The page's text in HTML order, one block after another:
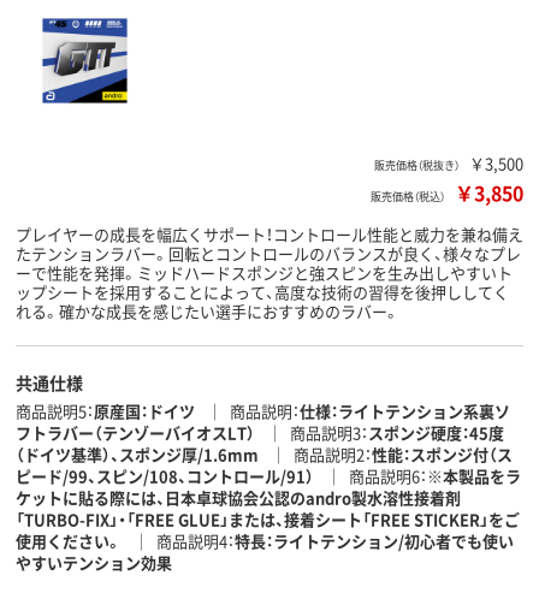
販売価格（税抜き） ￥3,500
販売価格（税込） ￥3,850
プレイヤーの成長を幅広くサポート！コントロール性能と威力を兼ね備え
たテンションラバー。回転とコントロールのバランスが良く、様々なプレ
ーで性能を発揮。ミッドハードスポンジと強スピンを生み出しやすいト
ップシートを採用することによって、高度な技術の習得を後押ししてく
れる。確かな成長を感じたい選手におすすめのラバー。
共通仕様
商品説明5 原産国：ドイツ 商品説明 仕様：ライトテンション系裏ソ
フトラバー（テンゾーバイオスLT）
商品説明3 スポンジ硬度：45度
（ドイツ基準）、スポンジ厚/1.6mm
商品説明2 性能：スポンジ付（ス
ピード/99、スピン/108、コントロール/91）
商品説明6 ※本製品をラ
ケットに貼る際には、日本卓球協会公認のandro製水溶性接着剤
「TURBO-FIX」・「FREE GLUE」または、接着シート「FREE STICKER」をご
使用ください。
商品説明4 特長：ライトテンション/初心者でも使い
やすいテンション効果